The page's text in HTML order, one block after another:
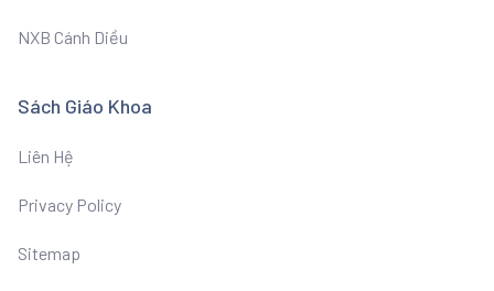
NXB Cánh Diều
Sách Giáo Khoa
Liên Hệ
Privacy Policy
Sitemap